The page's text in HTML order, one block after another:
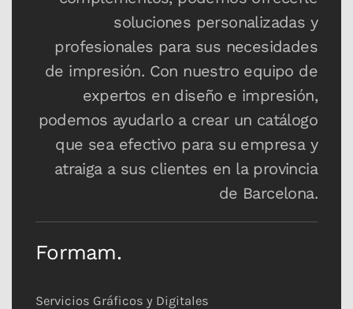
soluciones personalizadas y
profesionales para sus necesidades
de impresión. Con nuestro equipo de
expertos en diseño e impresión,
podemos ayudarlo a crear un catálogo
que sea efectivo para su empresa y
atraiga a sus clientes en la provincia
de Barcelona.
Formam.
Servicios Gráficos y Digitales